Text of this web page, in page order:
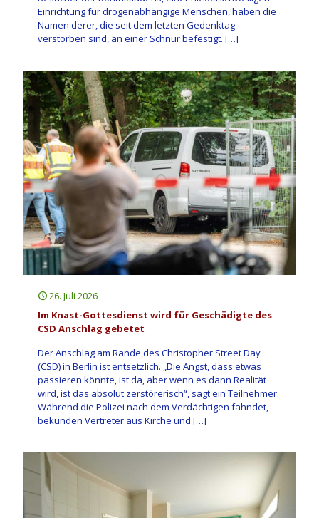
Einrichtung für drogenabhängige Menschen, haben die
Namen derer, die seit dem letzten Gedenktag
verstorben sind, an einer Schnur befestigt. […]
26. Juli 2026
Im Knast-Gottesdienst wird für Geschädigte des
CSD Anschlag gebetet
Der Anschlag am Rande des Christopher Street Day
(CSD) in Berlin ist entsetzlich. „Die Angst, dass etwas
passieren könnte, ist da, aber wenn es dann Realität
wird, ist das absolut zerstörerisch“, sagt ein Teilnehmer.
Während die Polizei nach dem Verdächtigen fahndet,
bekunden Vertreter aus Kirche und […]